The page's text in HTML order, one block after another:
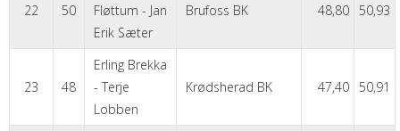
22 50
Fløttum - Jan
Erik Sæter
Brufoss BK 48,80 50,93
23 48
Erling Brekka
- Terje
Lobben
Krødsherad BK 47,40 50,91